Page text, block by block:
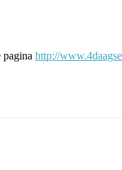
pagina http://